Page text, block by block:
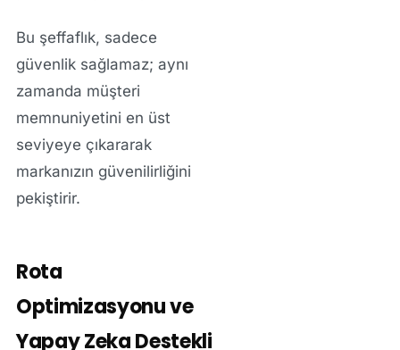
Bu şeffaflık, sadece
güvenlik sağlamaz; aynı
zamanda müşteri
memnuniyetini en üst
seviyeye çıkararak
markanızın güvenilirliğini
pekiştirir.
Rota
Optimizasyonu ve
Yapay Zeka Destekli